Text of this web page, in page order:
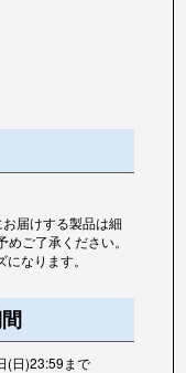
届けする製品は細
ご了承ください。
なります。
(日)23:59まで